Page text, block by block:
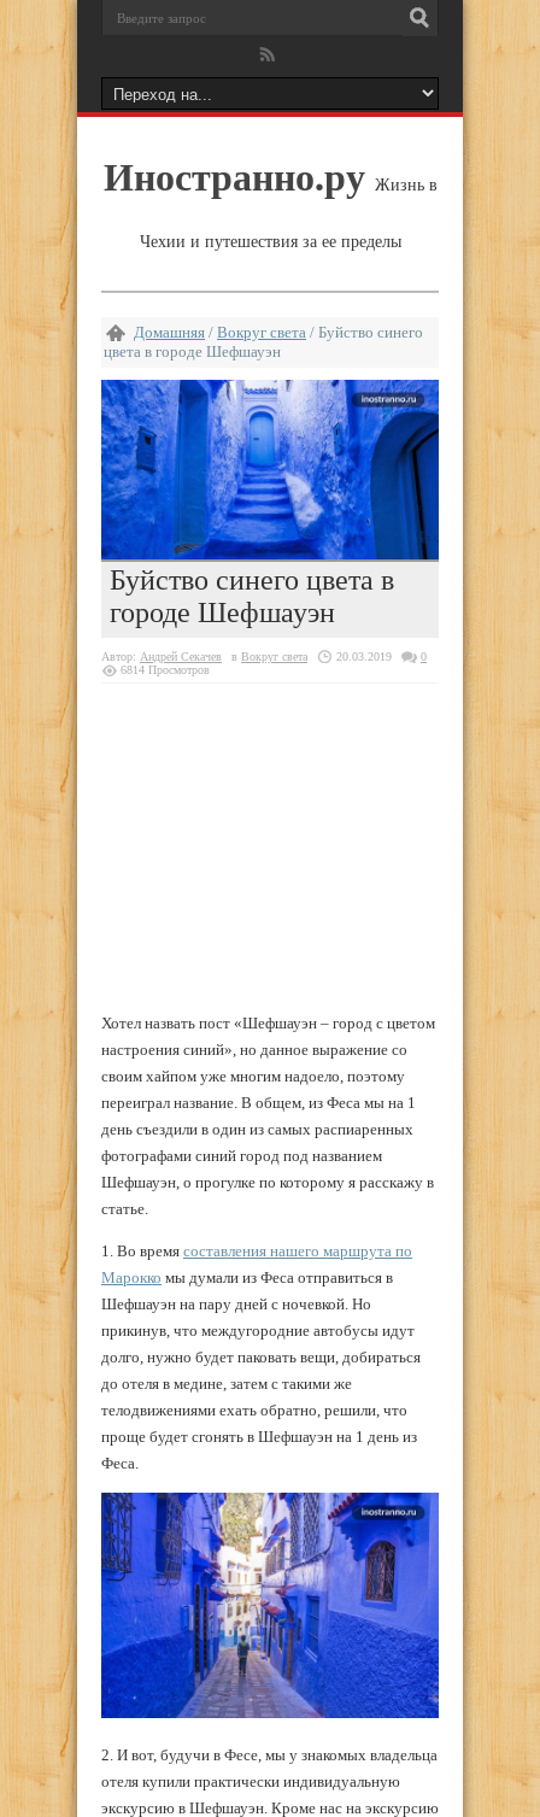
Иностранно.ру Жизнь в
Чехии и путешествия за ее пределы
Домашняя / Вокруг света / Буйство синего
цвета в городе Шефшауэн
Буйство синего цвета в
городе Шефшауэн
Автор: Андрей Секачев в Вокруг света 20.03.2019
0
6814 Просмотров
Хотел назвать пост «Шефшауэн – город с цветом
настроения синий», но данное выражение со
своим хайпом уже многим надоело, поэтому
переиграл название. В общем, из Феса мы на 1
день съездили в один из самых распиаренных
фотографами синий город под названием
Шефшауэн, о прогулке по которому я расскажу в
статье.
1. Во время составления нашего маршрута по
Марокко мы думали из Феса отправиться в
Шефшауэн на пару дней с ночевкой. Но
прикинув, что междугородние автобусы идут
долго, нужно будет паковать вещи, добираться
до отеля в медине, затем с такими же
телодвижениями ехать обратно, решили, что
проще будет сгонять в Шефшауэн на 1 день из
Феса.
2. И вот, будучи в Фесе, мы у знакомых владельца
отеля купили практически индивидуальную
экскурсию в Шефшауэн. Кроме нас на экскурсию